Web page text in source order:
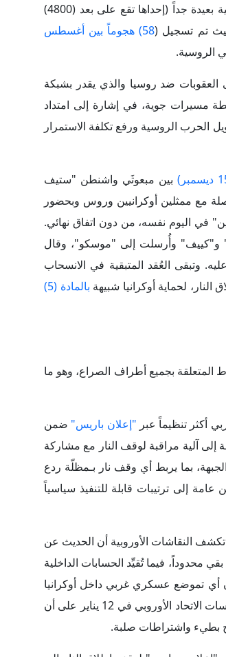
بين مبعوثَي واشنطن "ستيف
مع ممثلين أوكرانيين وروس وبحضور
في اليوم نفسه، من دون اتفاق نهائي.
متفق عليه. وتبقى العُقد المتبقية في الانسحاب
لحماية أوكرانيا شبيهة
بالمادة (5)
المتعلقة بجميع أطراف الصراع، وهو ما
"إعلان باريس" ضمن
إضافة إلى آلية مراقبة لوقف النار مع مشاركة
بما يربط أي وقف نار بـمظلّة ردع
تكشف النقاشات الأوروبية أن الحديث عن
محدوداً، فيما تُقيِّد الحسابات الداخلية
، ما يرفع كلفة المشاركة ويغذي التردد. وعلى خطٍ موازٍ، شددت مؤسسات الاتحاد الأوروبي في 12 يناير على أن
بطيء واشتراطات صلبة.
2026 على الانتقال من "إعلان سياسي" لوقف إطلاق النار إلى
تدفع نحو ترتيبات تُكرّس مكاسبها، فيما
إلى تجميد خط القتال بدل حسم
و"ميكولايف" و"سومي" و"خاركيف